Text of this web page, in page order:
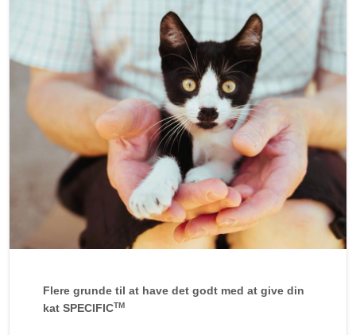
Flere grunde til at have det godt med at give din
kat SPECIFICTM